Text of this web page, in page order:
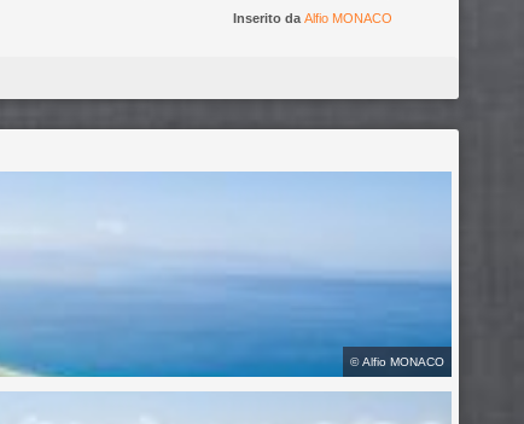
Inserito da Alfio MONACO
©Alfio MONACO